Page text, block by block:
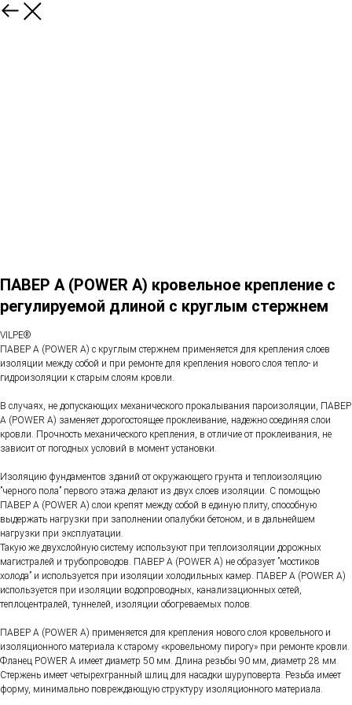
ПАВЕР А (POWER A) кровельное крепление с
регулируемой длиной с круглым стержнем
VILPE®
ПАВЕР А (POWER A) с круглым стержнем применяется для крепления слоев
изоляции между собой и при ремонте для крепления нового слоя тепло- и
гидроизоляции к старым слоям кровли.
В случаях, не допускающих механического прокалывания пароизоляции, ПАВЕР
А (POWER A) заменяет дорогостоящее проклеивание, надежно соединяя слои
кровли. Прочность механического крепления, в отличие от проклеивания, не
зависит от погодных условий в момент установки.
Изоляцию фундаментов зданий от окружающего грунта и теплоизоляцию
”черного пола” первого этажа делают из двух слоев изоляции. С помощью
ПАВЕР А (POWER A) слои крепят между собой в единую плиту, способную
выдержать нагрузки при заполнении опалубки бетоном, и в дальнейшем
нагрузки при эксплуатации.
Такую же двухслойную систему используют при теплоизоляции дорожных
магистралей и трубопроводов. ПАВЕР А (POWER A) не образует ”мостиков
холода” и используется при изоляции холодильных камер. ПАВЕР А (POWER A)
используется при изоляции водопроводных, канализационных сетей,
теплоцентралей, туннелей, изоляции обогреваемых полов.
ПАВЕР А (POWER A) применяется для крепления нового слоя кровельного и
изоляционного материала к старому «кровельному пирогу» при ремонте кровли.
Фланец POWER А имеет диаметр 50 мм. Длина резьбы 90 мм, диаметр 28 мм.
Стержень имеет четырехгранный шлиц для насадки шуруповерта. Резьба имеет
форму, минимально повреждающую структуру изоляционного материала.